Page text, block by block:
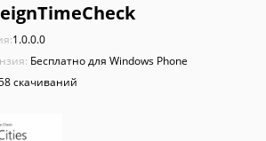
1.0.0.0
Бесплатно для Windows Phone
скачиваний